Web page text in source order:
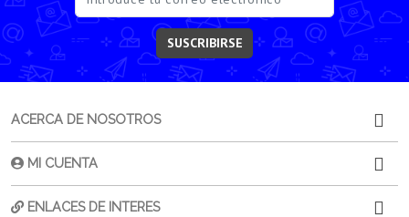
SUSCRIBIRSE
ACERCA DE NOSOTROS
MI CUENTA
ENLACES DE INTERES